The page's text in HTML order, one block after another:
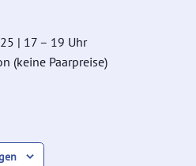
| 17 – 19 Uhr
(keine Paarpreise)